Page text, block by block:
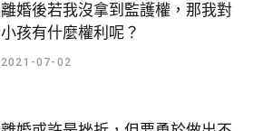
離婚後若我沒拿到監護權，那我對
小孩有什麼權利呢？
2021-07-02